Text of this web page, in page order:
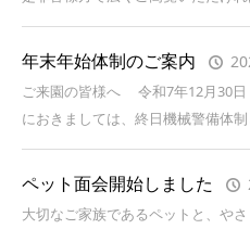
年末年始体制のご案内
ご来園の皆様へ 令和7年12月30日
におきましては、終日機械警備体
ペット面会開始しました
大切なご家族であるペットと、や